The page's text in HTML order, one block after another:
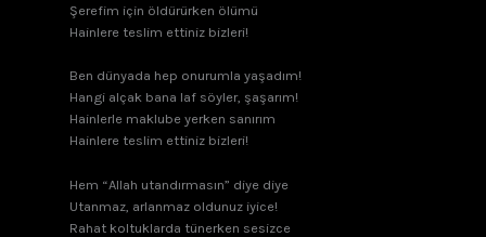
Şerefim için öldürürken ölümü
Hainlere teslim ettiniz bizleri!
Ben dünyada hep onurumla yaşadım!
Hangi alçak bana laf söyler, şaşarım!
Hainlerle maklube yerken sanırım
Hainlere teslim ettiniz bizleri!
Hem “Allah utandırmasın” diye diye
Utanmaz, arlanmaz oldunuz iyice!
Rahat koltuklarda tünerken sesizce